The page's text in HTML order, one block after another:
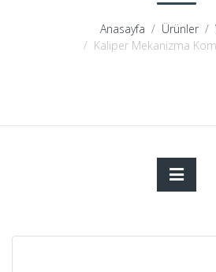
Anasayfa Ürünler
Kaliper Mekanizma